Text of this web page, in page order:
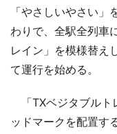
「やさしいやさい
わりで、全駅全列車
レイン」を模様替え
て運行を始める。
「TXベジタブルト
ッドマークを配置す